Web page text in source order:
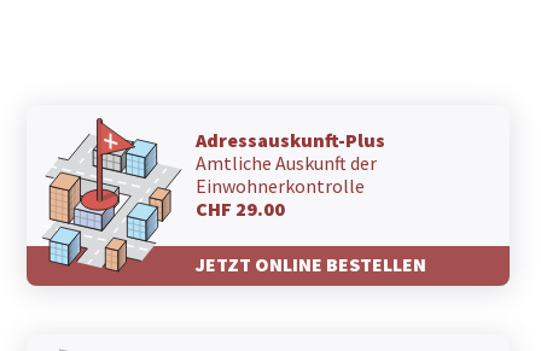
Adressauskunft-Plus
Amtliche Auskunft der
Einwohnerkontrolle
CHF 29.00
JETZT ONLINE BESTELLEN